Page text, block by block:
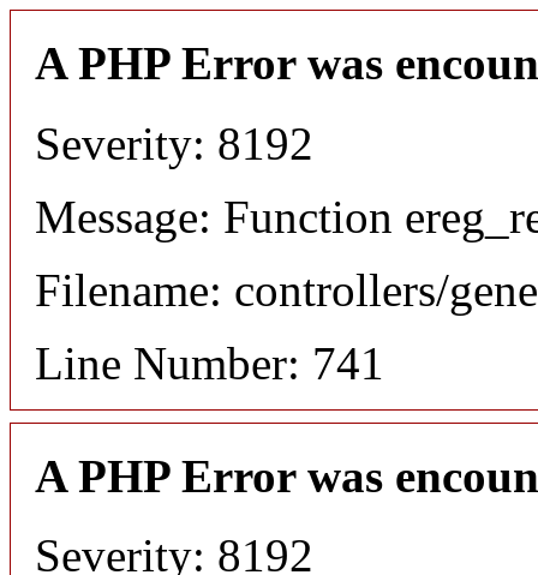
A PHP Error was
Severity: 8192
Message: Function
Filename: controllers/
Line Number: 741
A PHP Error was
Severity: 8192